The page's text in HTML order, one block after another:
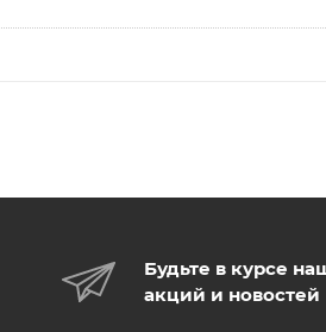
Будьте в курсе
акций и новостей